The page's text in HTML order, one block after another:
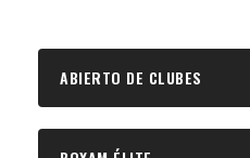
ABIERTO DE CLUBES